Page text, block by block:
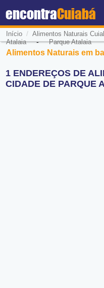
encontraCuiabá
Início / Alimentos Naturais
Atalaia-Parque Atalaia
Alimentos Naturais em
1 ENDEREÇOS DE
CIDADE DE PARQUE